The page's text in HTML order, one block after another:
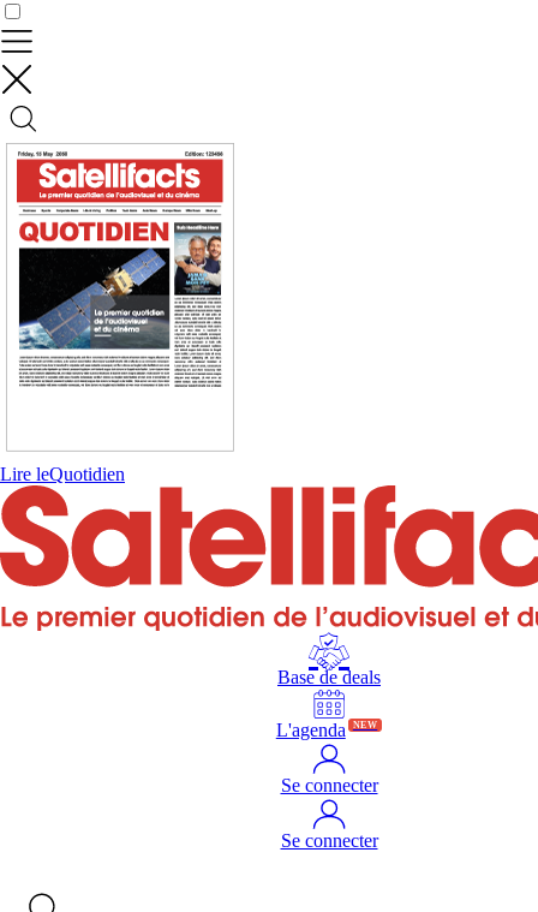
Lire leQuotidien
Base de deals
L'agenda NEW
Se connecter
Se connecter
Contrôler vos données